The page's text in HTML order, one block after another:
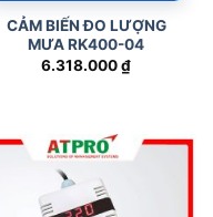
CẢM BIẾN ĐO LƯỢNG
MƯA RK400-04
6.318.000₫